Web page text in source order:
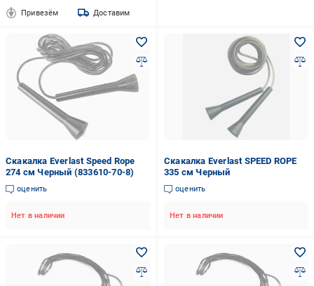
Привезём Доставим
Скакалка Everlast Speed Rope
274 см Черный (833610-70-8)
оценить
Нет в наличии
Скакалка Everlast SPEED ROPE
335 см Черный
оценить
Нет в наличии